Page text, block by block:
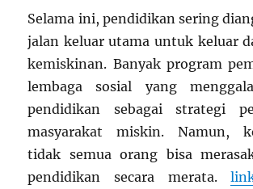
Selama ini, pendidikan sering
jalan keluar utama untuk keluar
kemiskinan. Banyak program
lembaga sosial yang
pendidikan sebagai strategi
masyarakat miskin. Namun,
tidak semua orang bisa
pendidikan secara merata.